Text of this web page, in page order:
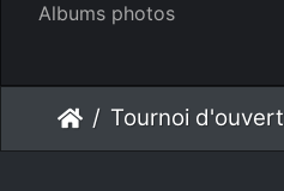
Albums photos
Tournoi d'ouverture 2015